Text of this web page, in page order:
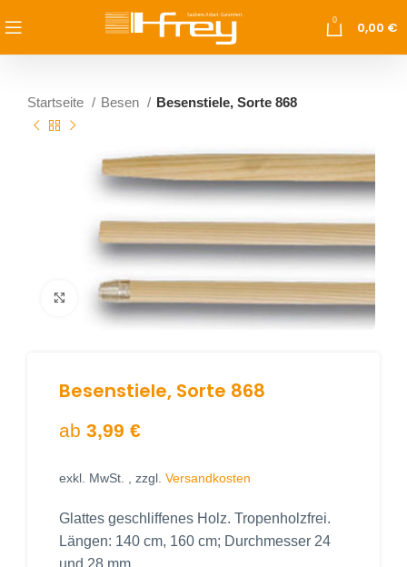
0 0,00 €
Startseite Besen Besenstiele, Sorte 868
vergrößern
Besenstiele, Sorte 868
ab 3,99 €
exkl. MwSt. , zzgl. Versandkosten
Glattes geschliffenes Holz. Tropenholzfrei.
Längen: 140 cm, 160 cm; Durchmesser 24
und 28 mm.